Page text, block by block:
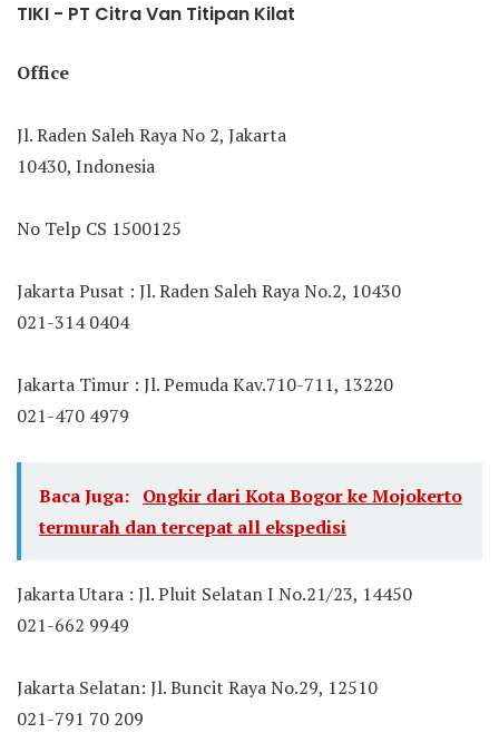
TIKI - PT Citra Van Titipan Kilat
Office
Jl. Raden Saleh Raya No 2, Jakarta
10430, Indonesia
No Telp CS 1500125
Jakarta Pusat : Jl. Raden Saleh Raya No.2, 10430
021-314 0404
Jakarta Timur : Jl. Pemuda Kav.710-711, 13220
021-470 4979
Baca Juga: Ongkir dari Kota Bogor ke Mojokerto
termurah dan tercepat all ekspedisi
Jakarta Utara : Jl. Pluit Selatan I No.21/23, 14450
021-662 9949
Jakarta Selatan: Jl. Buncit Raya No.29, 12510
021-791 70 209